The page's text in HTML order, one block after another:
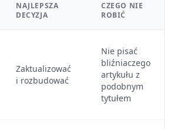
NAJLEPSZA
DECYZJA
CZEGO NIE
ROBIĆ
Zaktualizować
i rozbudować
Nie pisać
bliźniaczego
artykułu z
podobnym
tytułem